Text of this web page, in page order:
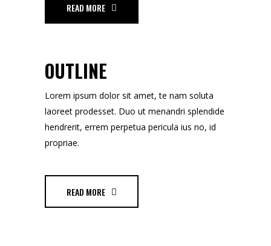
READ MORE
OUTLINE
Lorem ipsum dolor sit amet, te nam soluta
laoreet prodesset. Duo ut menandri splendide
hendrerit, errem perpetua pericula ius no, id
propriae.
READ MORE